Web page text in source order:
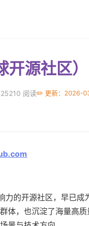
源社区）
210 阅读✏️ 更新：2026-
力的开源社区，早已
体，也沉淀了海量高